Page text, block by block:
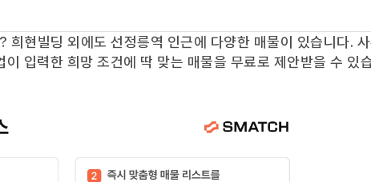
희현빌딩 외에도 선정릉역 인근에 다양한 매물이 있습니다.
입력한 희망 조건에 딱 맞는 매물을 무료로 제안받을 수 있